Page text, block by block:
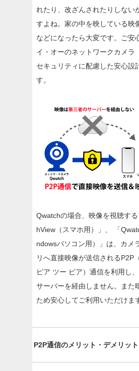
れたり、改ざんされたりしない
すよね。家の中を映している映
などになったら大変です。ご安
イ・オーのネットワークカメラ
セキュリティに配慮した安心設
す。
Qwatchの場合、映像を視聴す
hView（スマホ用）」、 「
ndowsパソコン用）」は、カメ
リへ直接映像が送信されるP2P
ピア ツー ピア）通信を利用し
サーバーを経由しません。また
ため安心してご利用いただけま
P2P通信のメリット・デメリット